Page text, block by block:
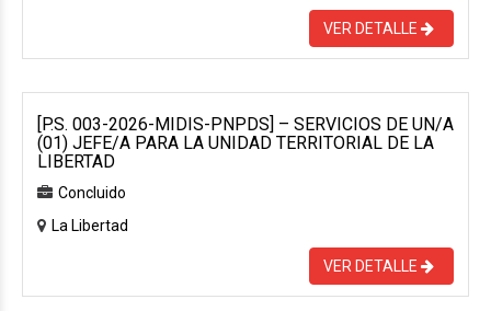
VER DETALLE
[P.S. 003-2026-MIDIS-PNPDS] – SERVICIOS DE UN/A
(01) JEFE/A PARA LA UNIDAD TERRITORIAL DE LA
LIBERTAD
Concluido
La Libertad
VER DETALLE